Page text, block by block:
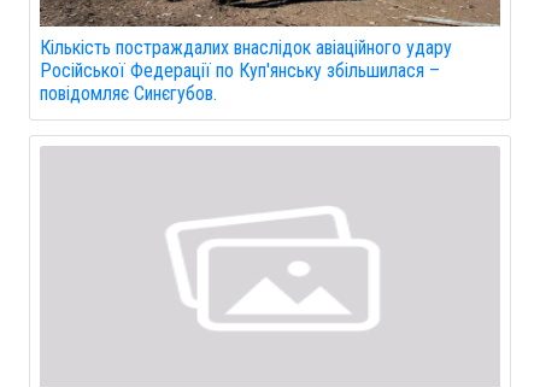
Кількість постраждалих внаслідок авіаційного удару
Російської Федерації по Куп'янську збільшилася –
повідомляє Синєгубов.